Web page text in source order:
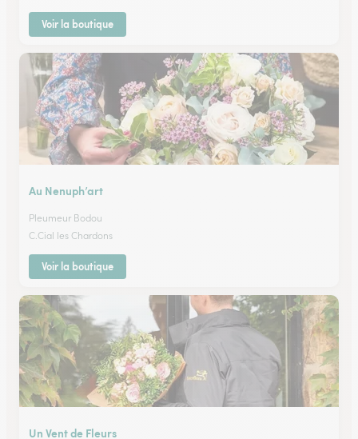
Voir la boutique
Au Nenuph’art
Pleumeur Bodou
C.Cial les Chardons
Voir la boutique
Un Vent de Fleurs